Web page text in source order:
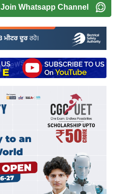
Join Whatsapp Channel